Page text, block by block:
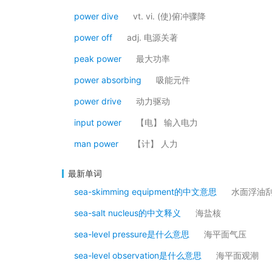
power dive vt. vi. (使)俯冲骤降
power off adj. 电源关著
peak power 最大功率
power absorbing 吸能元件
power drive 动力驱动
input power 【电】 输入电力
man power 【计】 人力
最新单词
sea-skimming equipment的中文意思
水面浮油
sea-salt nucleus的中文释义 海盐核
sea-level pressure是什么意思 海平面气压
sea-level observation是什么意思 海平面观潮